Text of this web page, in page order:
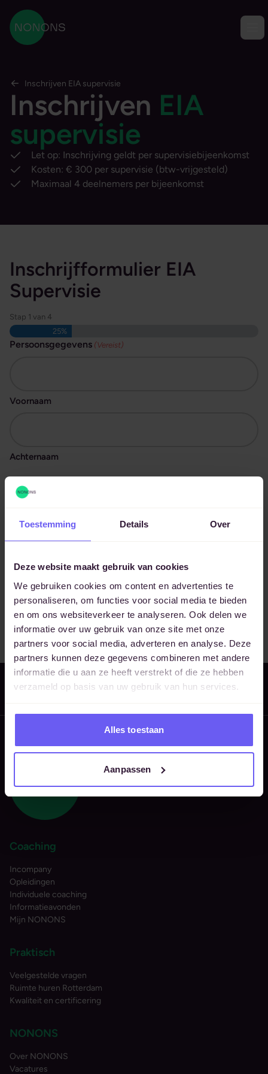
Toestemming Details Over
Deze website maakt gebruik van cookies
We gebruiken cookies om content en advertenties te
personaliseren, om functies voor social media te bieden
en om ons websiteverkeer te analyseren. Ook delen we
informatie over uw gebruik van onze site met onze
partners voor social media, adverteren en analyse. Deze
partners kunnen deze gegevens combineren met andere
informatie die u aan ze heeft verstrekt of die ze hebben
verzameld op basis van uw gebruik van hun services.
Alles toestaan
Aanpassen
NONONS
Inschrijven EIA supervisie
Inschrijven EIA
supervisie
Let op: Inschrijving geldt per supervisiebijeenkomst
Kosten: € 300 per supervisie (btw-vrijgesteld)
Maximaal 4 deelnemers per bijeenkomst
Inschrijfformulier EIA
Supervisie
Stap 1 van 4
25%
Persoonsgegevens (Vereist)
Voornaam
Achternaam
E-mailadres
Meld je aan voor onze nieuwsbrief
Coaching
Incompany
Opleidingen
Individuele coaching
Informatieavonden
Mijn NONONS
Praktisch
Veelgestelde vragen
Ruimte huren Rotterdam
Kwaliteit en certificering
NONONS
Over NONONS
Vacatures